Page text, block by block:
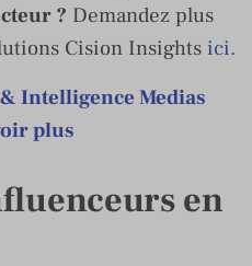
? Demandez plus
Cision Insights ici.
Intelligence Medias
plus
en